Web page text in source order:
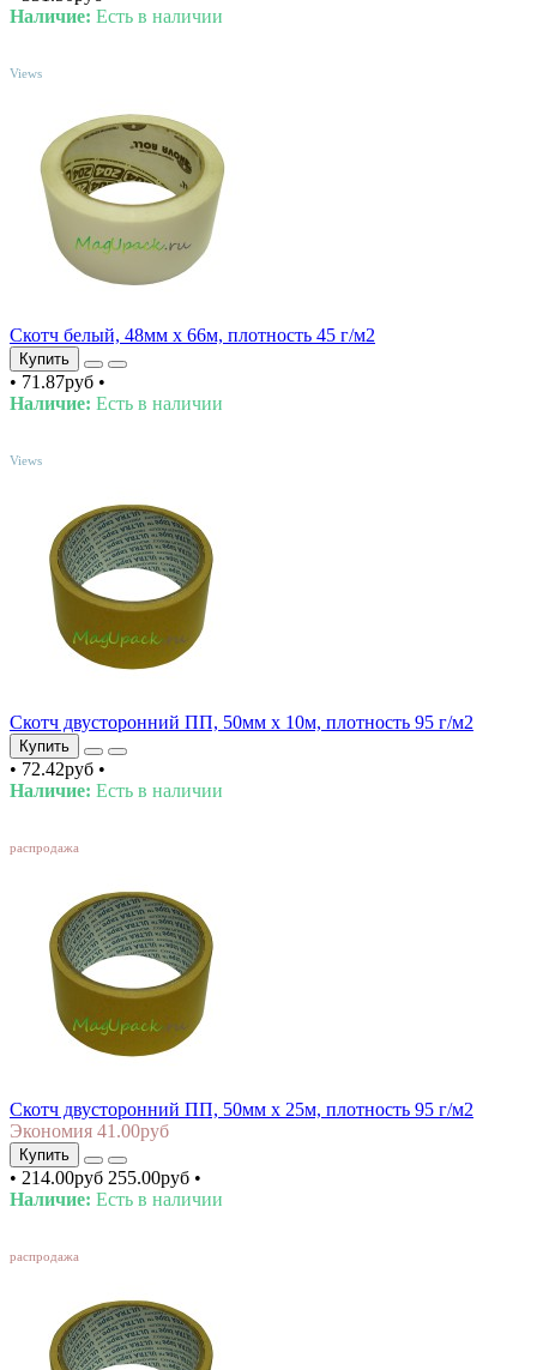
Наличие: Есть в наличии
Views
Скотч белый, 48мм х 66м, плотность 45 г/м2
Купить
• 71.87руб •
Наличие: Есть в наличии
Views
Скотч двусторонний ПП, 50мм х 10м, плотность 95 г/м2
Купить
• 72.42руб •
Наличие: Есть в наличии
распродажа
Скотч двусторонний ПП, 50мм х 25м, плотность 95 г/м2
Экономия 41.00руб
Купить
• 214.00руб 255.00руб •
Наличие: Есть в наличии
распродажа